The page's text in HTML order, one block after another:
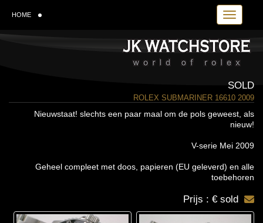
Toggle
HOME
SOLD
ROLEX SUBMARINER 16610 2009
Nieuwstaat! slechts een paar maal om de pols geweest, als
nieuw!
V-serie Mei 2009
Geheel compleet met doos, papieren (EU geleverd) en alle
toebehoren
Prijs : € sold